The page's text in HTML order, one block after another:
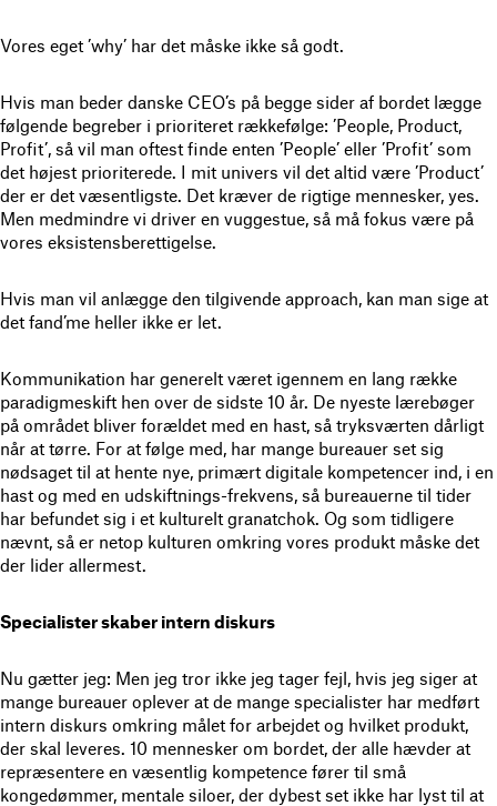
Vores eget ’why’ har det måske ikke så godt.
Hvis man beder danske CEO’s på begge sider af bordet lægge
følgende begreber i prioriteret rækkefølge: ’People, Product,
Profit’, så vil man oftest finde enten ’People’ eller ’Profit’ som
det højest prioriterede. I mit univers vil det altid være ’Product’
der er det væsentligste. Det kræver de rigtige mennesker, yes.
Men medmindre vi driver en vuggestue, så må fokus være på
vores eksistensberettigelse.
Hvis man vil anlægge den tilgivende approach, kan man sige at
det fand’me heller ikke er let.
Kommunikation har generelt været igennem en lang række
paradigmeskift hen over de sidste 10 år. De nyeste lærebøger
på området bliver forældet med en hast, så tryksværten dårligt
når at tørre. For at følge med, har mange bureauer set sig
nødsaget til at hente nye, primært digitale kompetencer ind, i en
hast og med en udskiftnings-frekvens, så bureauerne til tider
har befundet sig i et kulturelt granatchok. Og som tidligere
nævnt, så er netop kulturen omkring vores produkt måske det
der lider allermest.
Specialister skaber intern diskurs
Nu gætter jeg: Men jeg tror ikke jeg tager fejl, hvis jeg siger at
mange bureauer oplever at de mange specialister har medført
intern diskurs omkring målet for arbejdet og hvilket produkt,
der skal leveres. 10 mennesker om bordet, der alle hævder at
repræsentere en væsentlig kompetence fører til små
kongedømmer, mentale siloer, der dybest set ikke har lyst til at